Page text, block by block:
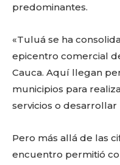
predominantes.
«Tuluá se ha
epicentro comercial
Cauca. Aquí llegan
municipios para
servicios o desarrollar
Pero más allá de las
encuentro permitió